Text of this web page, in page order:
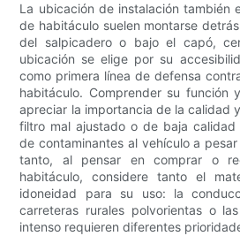
La ubicación de instalación también
de habitáculo suelen montarse
del salpicadero o bajo el capó,
ubicación se elige por su
como primera línea de defensa
habitáculo. Comprender su función
apreciar la importancia de la calidad
filtro mal ajustado o de baja
de contaminantes al vehículo a
tanto, al pensar en comprar o
habitáculo, considere tanto el
idoneidad para su uso: la
carreteras rurales polvorientas o
intenso requieren diferentes